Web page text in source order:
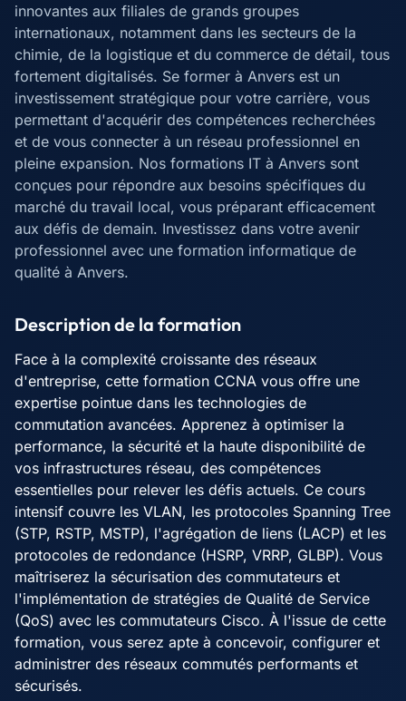
innovantes aux filiales de grands groupes
internationaux, notamment dans les secteurs de la
chimie, de la logistique et du commerce de détail, tous
fortement digitalisés. Se former à Anvers est un
investissement stratégique pour votre carrière, vous
permettant d'acquérir des compétences recherchées
et de vous connecter à un réseau professionnel en
pleine expansion. Nos formations IT à Anvers sont
conçues pour répondre aux besoins spécifiques du
marché du travail local, vous préparant efficacement
aux défis de demain. Investissez dans votre avenir
professionnel avec une formation informatique de
qualité à Anvers.
Description de la formation
Face à la complexité croissante des réseaux
d'entreprise, cette formation CCNA vous offre une
expertise pointue dans les technologies de
commutation avancées. Apprenez à optimiser la
performance, la sécurité et la haute disponibilité de
vos infrastructures réseau, des compétences
essentielles pour relever les défis actuels. Ce cours
intensif couvre les VLAN, les protocoles Spanning Tree
(STP, RSTP, MSTP), l'agrégation de liens (LACP) et les
protocoles de redondance (HSRP, VRRP, GLBP). Vous
maîtriserez la sécurisation des commutateurs et
l'implémentation de stratégies de Qualité de Service
(QoS) avec les commutateurs Cisco. À l'issue de cette
formation, vous serez apte à concevoir, configurer et
administrer des réseaux commutés performants et
sécurisés.